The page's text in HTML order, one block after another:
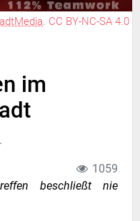
. CC BY-NC-SA 4.0
im
1059
beschließt nie